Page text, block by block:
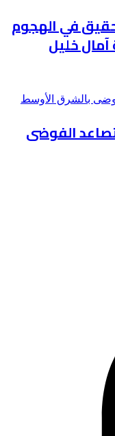
في الهجوم
آمال خليل
الفوضى